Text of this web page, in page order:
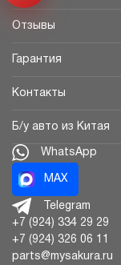
Отзывы
Гарантия
Контакты
Б/у авто из Китая
WhatsApp
MAX
Telegram
+7 (924) 334 29 29
+7 (924) 326 06 11
parts@mysakura.ru